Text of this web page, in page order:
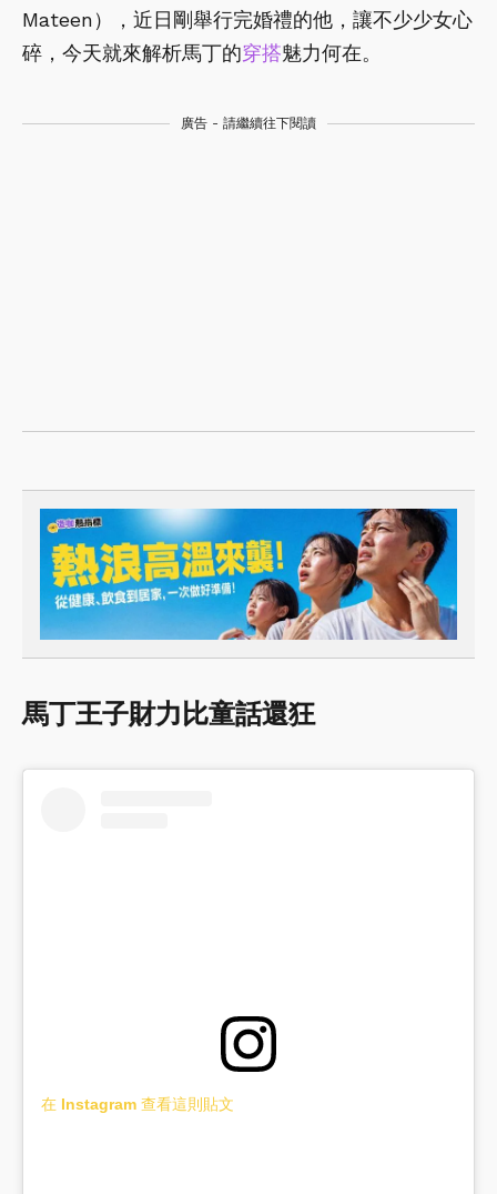
Mateen），近日剛舉行完婚禮的他，讓不少少女心
碎，今天就來解析馬丁的穿搭魅力何在。
廣告 - 請繼續往下閱讀
馬丁王子財力比童話還狂
在 Instagram 查看這則貼文